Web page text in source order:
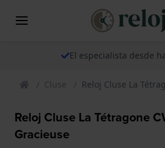
El especialista desde
Cluse Reloj Cluse La
Reloj Cluse La Tétragone
Gracieuse